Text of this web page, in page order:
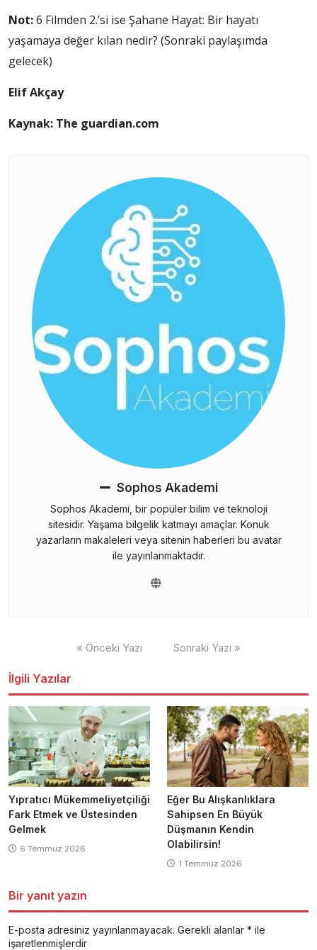
Not:6 Filmden 2.’si ise Şahane Hayat: Bir hayatı
yaşamaya değer kılan nedir? (Sonraki paylaşımda
gelecek)
Elif Akçay
Kaynak: The guardian.com
Sophos Akademi
Sophos Akademi, bir popüler bilim ve teknoloji
sitesidir. Yaşama bilgelik katmayı amaçlar. Konuk
yazarların makaleleri veya sitenin haberleri bu avatar
ile yayınlanmaktadır.
« Önceki Yazı Sonraki Yazı »
İlgili Yazılar
Yıpratıcı Mükemmeliyetçiliği
Fark Etmek ve Üstesinden
Gelmek
6 Temmuz 2026
Eğer Bu Alışkanlıklara
Sahipsen En Büyük
Düşmanın Kendin
Olabilirsin!
1 Temmuz 2026
Bir yanıt yazın
E-posta adresiniz yayınlanmayacak. Gerekli alanlar * ile
işaretlenmişlerdir